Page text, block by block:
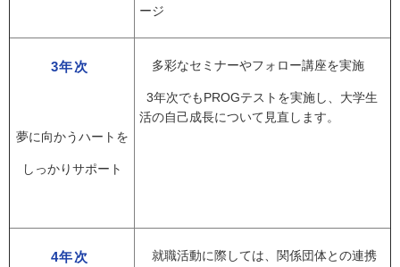
ージ
3年次
夢に向かうハートを
しっかりサポート
多彩なセミナーやフォロー講座を実施
3年次でもPROGテストを実施し、大学生
活の自己成長について見直します。
4年次
就職活動に際しては、関係団体との連携